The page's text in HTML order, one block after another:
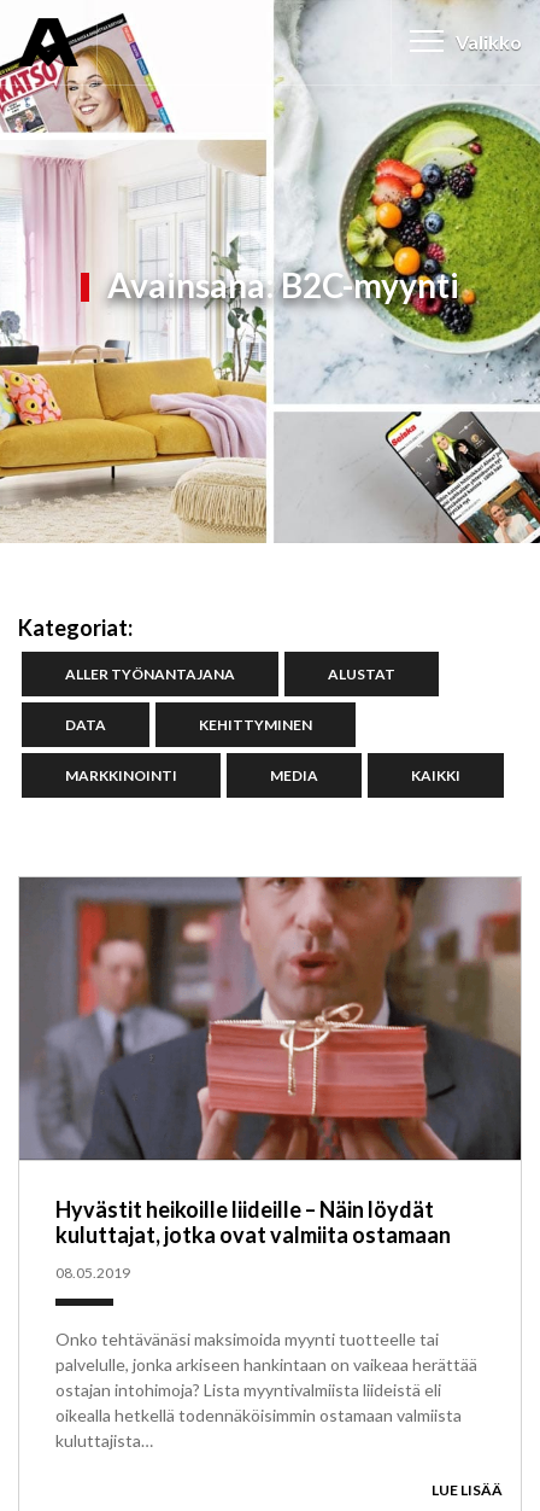
Valikko
Avainsana:B2C-myynti
Kategoriat:
ALLER TYÖNANTAJANA ALUSTAT
DATA KEHITTYMINEN
MARKKINOINTI MEDIA KAIKKI
Hyvästit heikoille liideille – Näin löydät
kuluttajat, jotka ovat valmiita ostamaan
08.05.2019
Onko tehtävänäsi maksimoida myynti tuotteelle tai
palvelulle, jonka arkiseen hankintaan on vaikeaa herättää
ostajan intohimoja? Lista myyntivalmiista liideistä eli
oikealla hetkellä todennäköisimmin ostamaan valmiista
kuluttajista…
LUE LISÄÄ